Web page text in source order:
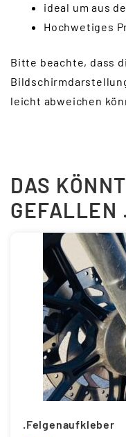
ideal um aus
Hochwetiges
Bitte beachte, dass
leicht abweichen
DAS
GEFALLEN
.Felgenaufkleber